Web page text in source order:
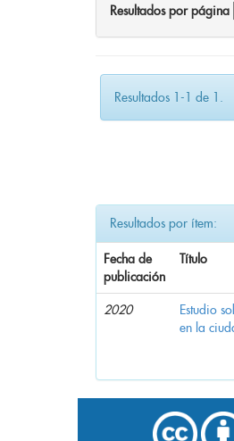
Resultados por página
Resultados 1-1 de 1.
Resultados por ítem:
Fecha de
publicación
Título
2020
Estudio
en la